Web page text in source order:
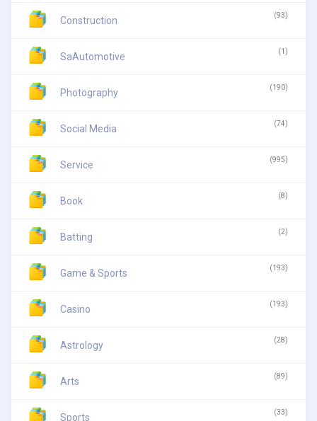
Construction (93)
SaAutomotive (1)
Photography (190)
Social Media (74)
Service (995)
Book (8)
Batting (2)
Game & Sports (193)
Casino (193)
Astrology (28)
Arts (89)
Sports (33)